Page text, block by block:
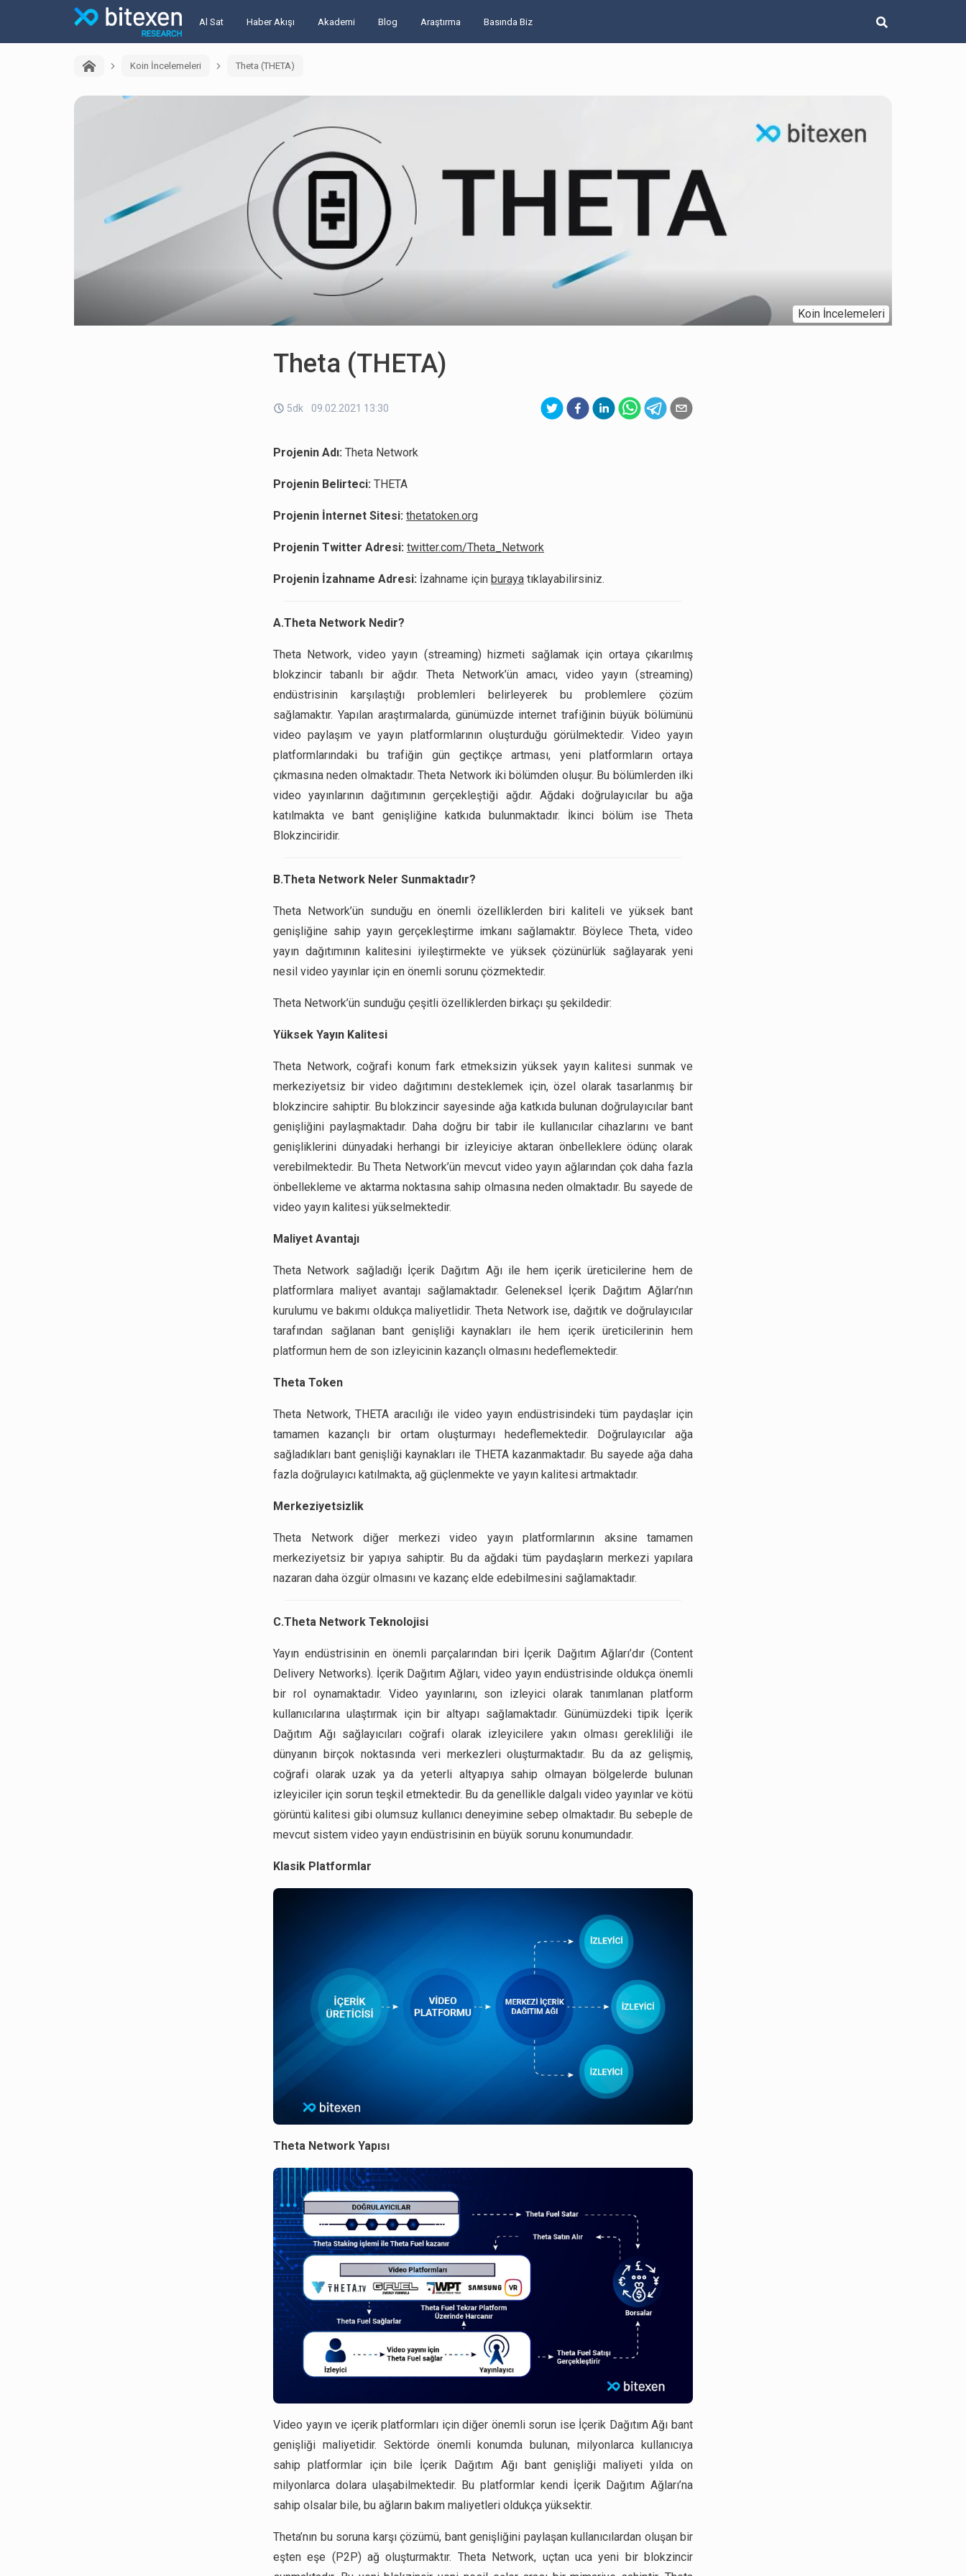
Al Sat Haber Akışı Akademi Blog Araştırma Basında Biz
Koin İncelemeleri Theta (THETA)
Koin İncelemeleri
Theta (THETA)
5dk 09.02.2021 13:30
Projenin Adı: Theta Network
Projenin Belirteci: THETA
Projenin İnternet Sitesi: thetatoken.org
Projenin Twitter Adresi: twitter.com/Theta_Network
Projenin İzahname Adresi: İzahname için buraya tıklayabilirsiniz.
A.Theta Network Nedir?
Theta Network, video yayın (streaming) hizmeti sağlamak için ortaya çıkarılmış
blokzincir tabanlı bir ağdır. Theta Network’ün amacı, video yayın (streaming)
endüstrisinin karşılaştığı problemleri belirleyerek bu problemlere çözüm
sağlamaktır. Yapılan araştırmalarda, günümüzde internet trafiğinin büyük bölümünü
video paylaşım ve yayın platformlarının oluşturduğu görülmektedir. Video yayın
platformlarındaki bu trafiğin gün geçtikçe artması, yeni platformların ortaya
çıkmasına neden olmaktadır. Theta Network iki bölümden oluşur. Bu bölümlerden ilki
video yayınlarının dağıtımının gerçekleştiği ağdır. Ağdaki doğrulayıcılar bu ağa
katılmakta ve bant genişliğine katkıda bulunmaktadır. İkinci bölüm ise Theta
Blokzinciridir.
B.Theta Network Neler Sunmaktadır?
Theta Network’ün sunduğu en önemli özelliklerden biri kaliteli ve yüksek bant
genişliğine sahip yayın gerçekleştirme imkanı sağlamaktır. Böylece Theta, video
yayın dağıtımının kalitesini iyileştirmekte ve yüksek çözünürlük sağlayarak yeni
nesil video yayınlar için en önemli sorunu çözmektedir.
Theta Network’ün sunduğu çeşitli özelliklerden birkaçı şu şekildedir:
Yüksek Yayın Kalitesi
Theta Network, coğrafi konum fark etmeksizin yüksek yayın kalitesi sunmak ve
merkeziyetsiz bir video dağıtımını desteklemek için, özel olarak tasarlanmış bir
blokzincire sahiptir. Bu blokzincir sayesinde ağa katkıda bulunan doğrulayıcılar bant
genişliğini paylaşmaktadır. Daha doğru bir tabir ile kullanıcılar cihazlarını ve bant
genişliklerini dünyadaki herhangi bir izleyiciye aktaran önbelleklere ödünç olarak
verebilmektedir. Bu Theta Network’ün mevcut video yayın ağlarından çok daha fazla
önbellekleme ve aktarma noktasına sahip olmasına neden olmaktadır. Bu sayede de
video yayın kalitesi yükselmektedir.
Maliyet Avantajı
Theta Network sağladığı İçerik Dağıtım Ağı ile hem içerik üreticilerine hem de
platformlara maliyet avantajı sağlamaktadır. Geleneksel İçerik Dağıtım Ağları’nın
kurulumu ve bakımı oldukça maliyetlidir. Theta Network ise, dağıtık ve doğrulayıcılar
tarafından sağlanan bant genişliği kaynakları ile hem içerik üreticilerinin hem
platformun hem de son izleyicinin kazançlı olmasını hedeflemektedir.
Theta Token
Theta Network, THETA aracılığı ile video yayın endüstrisindeki tüm paydaşlar için
tamamen kazançlı bir ortam oluşturmayı hedeflemektedir. Doğrulayıcılar ağa
sağladıkları bant genişliği kaynakları ile THETA kazanmaktadır. Bu sayede ağa daha
fazla doğrulayıcı katılmakta, ağ güçlenmekte ve yayın kalitesi artmaktadır.
Merkeziyetsizlik
Theta Network diğer merkezi video yayın platformlarının aksine tamamen
merkeziyetsiz bir yapıya sahiptir. Bu da ağdaki tüm paydaşların merkezi yapılara
nazaran daha özgür olmasını ve kazanç elde edebilmesini sağlamaktadır.
C.Theta Network Teknolojisi
Yayın endüstrisinin en önemli parçalarından biri İçerik Dağıtım Ağları’dır (Content
Delivery Networks). İçerik Dağıtım Ağları, video yayın endüstrisinde oldukça önemli
bir rol oynamaktadır. Video yayınlarını, son izleyici olarak tanımlanan platform
kullanıcılarına ulaştırmak için bir altyapı sağlamaktadır. Günümüzdeki tipik İçerik
Dağıtım Ağı sağlayıcıları coğrafi olarak izleyicilere yakın olması gerekliliği ile
dünyanın birçok noktasında veri merkezleri oluşturmaktadır. Bu da az gelişmiş,
coğrafi olarak uzak ya da yeterli altyapıya sahip olmayan bölgelerde bulunan
izleyiciler için sorun teşkil etmektedir. Bu da genellikle dalgalı video yayınlar ve kötü
görüntü kalitesi gibi olumsuz kullanıcı deneyimine sebep olmaktadır. Bu sebeple de
mevcut sistem video yayın endüstrisinin en büyük sorunu konumundadır.
Klasik Platformlar
Theta Network Yapısı
Video yayın ve içerik platformları için diğer önemli sorun ise İçerik Dağıtım Ağı bant
genişliği maliyetidir. Sektörde önemli konumda bulunan, milyonlarca kullanıcıya
sahip platformlar için bile İçerik Dağıtım Ağı bant genişliği maliyeti yılda on
milyonlarca dolara ulaşabilmektedir. Bu platformlar kendi İçerik Dağıtım Ağları’na
sahip olsalar bile, bu ağların bakım maliyetleri oldukça yüksektir.
Theta’nın bu soruna karşı çözümü, bant genişliğini paylaşan kullanıcılardan oluşan bir
eşten eşe (P2P) ağ oluşturmaktır. Theta Network, uçtan uca yeni bir blokzincir